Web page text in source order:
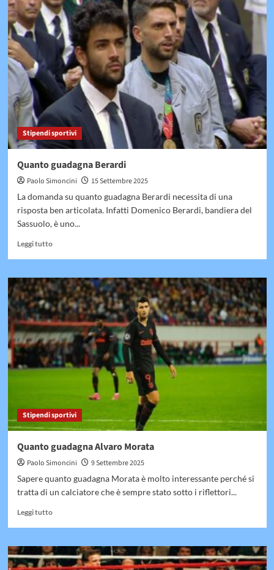
Quanto
guadagna
un
giocatore
basket
al
mese
Stipendi sportivi
Quanto guadagna Berardi
Paolo Simoncini
15 Settembre 2025
La domanda su quanto guadagna Berardi necessita di una
risposta ben articolata. Infatti Domenico Berardi, bandiera del
Sassuolo, è uno...
Leggi tuttoLeggi
su
Quanto
guadagna
Berardi
Stipendi sportivi
Quanto guadagna Alvaro Morata
Paolo Simoncini
9 Settembre 2025
Sapere quanto guadagna Morata è molto interessante perché si
tratta di un calciatore che è sempre stato sotto i riflettori...
Leggi tuttoLeggi
su
Quanto